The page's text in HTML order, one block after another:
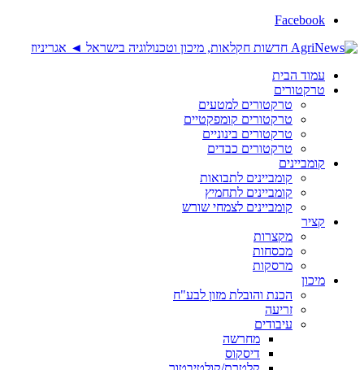
Facebook
עמוד הבית
טרקטורים
טרקטורים למטעים
טרקטורים קומפקטיים
טרקטורים בינוניים
טרקטורים כבדים
קומביינים
קומביינים לתבואות
קומביינים לתחמיץ
קומביינים לצמחי שורש
קציר
מקצרות
מכסחות
מרסקות
מיכון
הכנת והובלת מזון לבע"ח
זריעה
עיבודים
מחרשה
דיסקוס